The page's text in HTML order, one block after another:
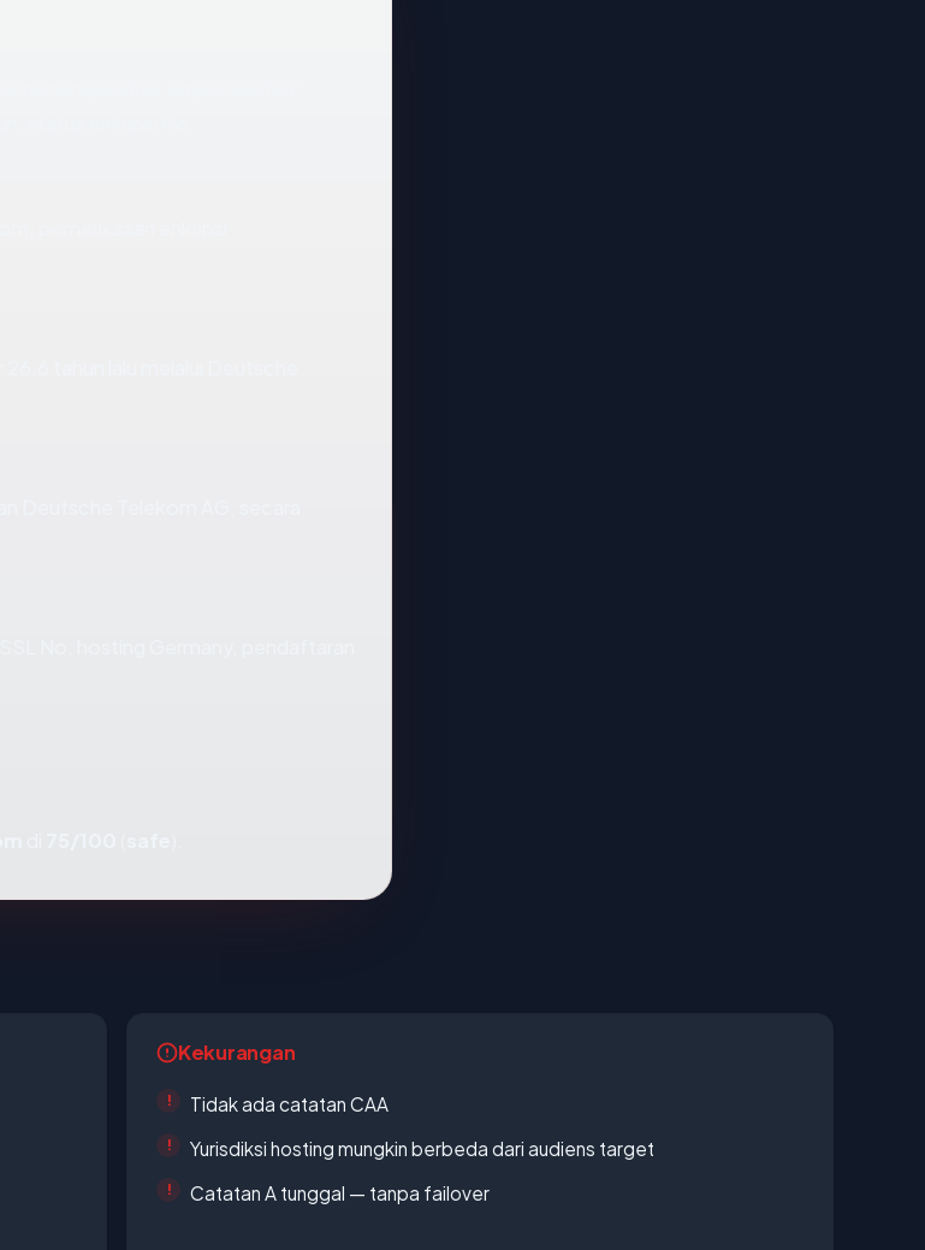
Kekurangan
Tidak ada catatan CAA
Yurisdiksi hosting mungkin berbeda dari audiens target
Catatan A tunggal — tanpa failover